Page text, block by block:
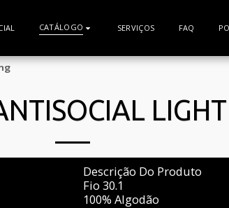
CATÁLOGO SERVIÇOS FAQ
Descrição Do Produto
Fio 30.1
100% Algodão